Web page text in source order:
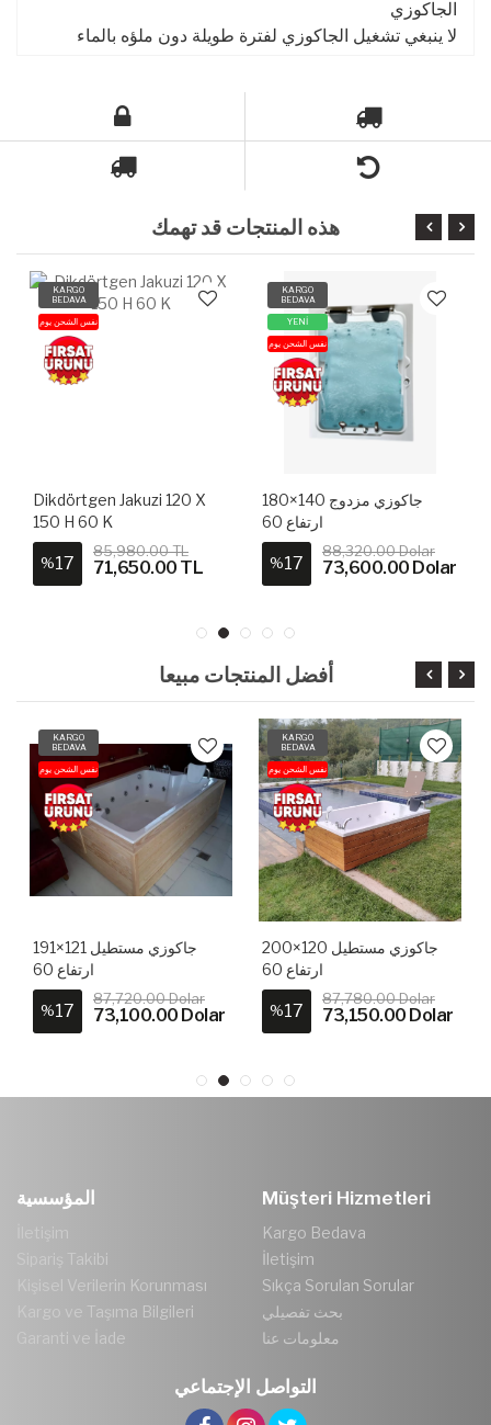
الجاكوزي
لا ينبغي تشغيل الجاكوزي لفترة طويلة دون ملؤه بالماء
هذه المنتجات قد تهمك
KARGO
BEDAVA
نفس الشحن يوم
Dikdörtgen Jakuzi 120 X
150 H 60 K
%17
85,980.00 TL
71,650.00 TL
KARGO
BEDAVA
YENİ
نفس الشحن يوم
جاكوزي مزدوج 140×180
ارتفاع 60
%17
88,320.00 Dolar
73,600.00 Dolar
أفضل المنتجات مبيعا
KARGO
BEDAVA
نفس الشحن يوم
جاكوزي مستطيل 121×191
ارتفاع 60
%17
87,720.00 Dolar
73,100.00 Dolar
KARGO
BEDAVA
نفس الشحن يوم
جاكوزي مستطيل 120×200
ارتفاع 60
%17
87,780.00 Dolar
73,150.00 Dolar
المؤسسية
İletişim
Sipariş Takibi
Kişisel Verilerin Korunması
Kargo ve Taşıma Bilgileri
Garanti ve İade
Müşteri Hizmetleri
Kargo Bedava
İletişim
Sıkça Sorulan Sorular
بحث تفصيلي
معلومات عنا
التواصل الإجتماعي